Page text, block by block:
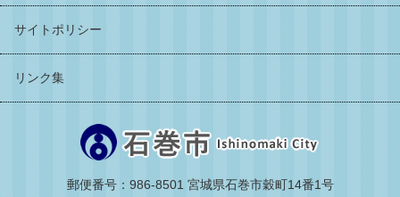
サイトポリシー
リンク集
郵便番号：986-8501 宮城県石巻市穀町14番1号